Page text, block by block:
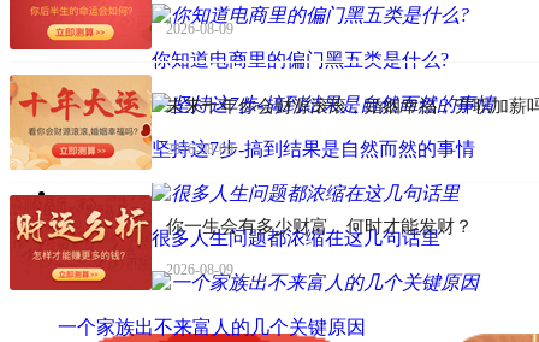
2026-08-09
未来十年你会财源滚滚，婚姻幸福，升职加薪
2026-08-09
你一生会有多少财富，何时才能发财？
2026-08-09
你知道电商里的偏门黑五类是什么?
坚持这7步-搞到结果是自然而然的事情
很多人生问题都浓缩在这几句话里
一个家族出不来富人的几个关键原因